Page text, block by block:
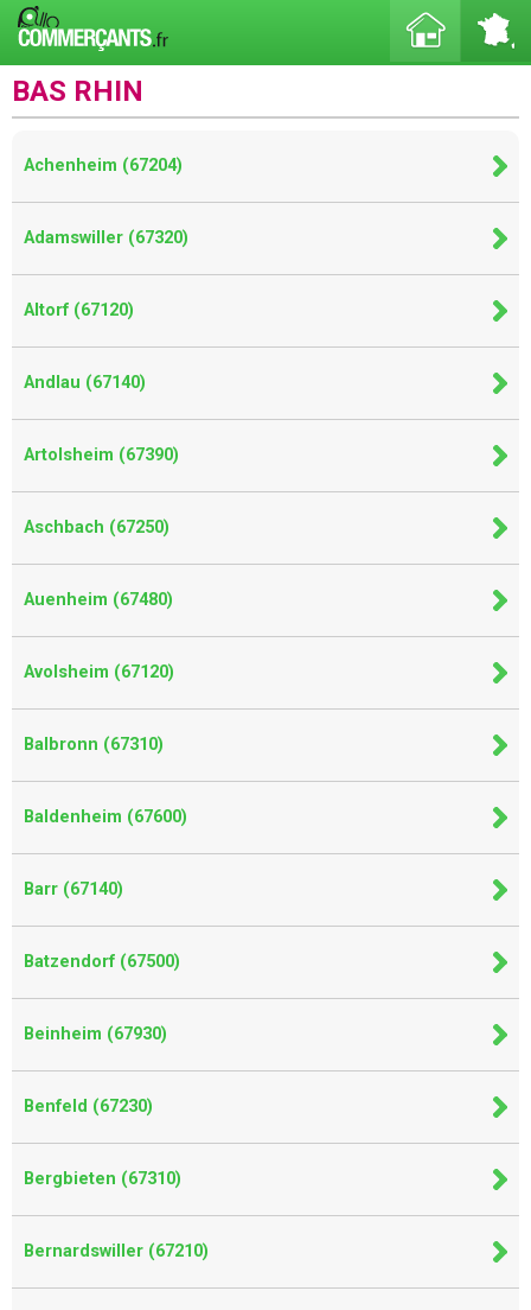
BAS RHIN
Achenheim (67204)
Adamswiller (67320)
Altorf (67120)
Andlau (67140)
Artolsheim (67390)
Aschbach (67250)
Auenheim (67480)
Avolsheim (67120)
Balbronn (67310)
Baldenheim (67600)
Barr (67140)
Batzendorf (67500)
Beinheim (67930)
Benfeld (67230)
Bergbieten (67310)
Bernardswiller (67210)